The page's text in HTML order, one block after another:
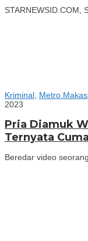
Kriminal, Metro
2023
Pria Diamuk
Ternyata
Beredar video